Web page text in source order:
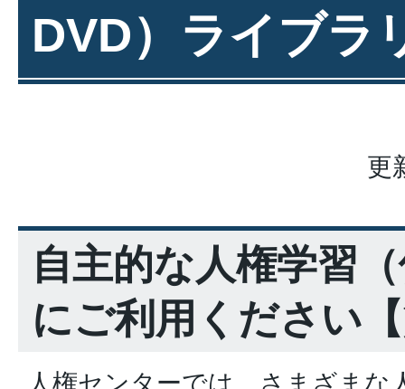
DVD）ライブラ
更
自主的な人権学習
にご利用ください